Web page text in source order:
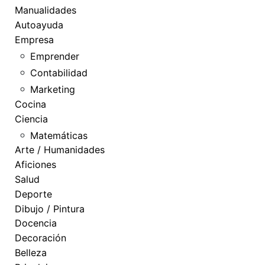
Manualidades
Autoayuda
Empresa
Emprender
Contabilidad
Marketing
Cocina
Ciencia
Matemáticas
Arte / Humanidades
Aficiones
Salud
Deporte
Dibujo / Pintura
Docencia
Decoración
Belleza